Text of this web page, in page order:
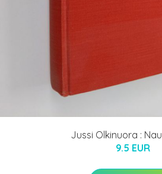
Jussi Olkinuora :
9.5 EUR